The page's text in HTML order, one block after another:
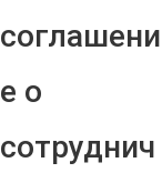
соглашени
е о
сотруднич